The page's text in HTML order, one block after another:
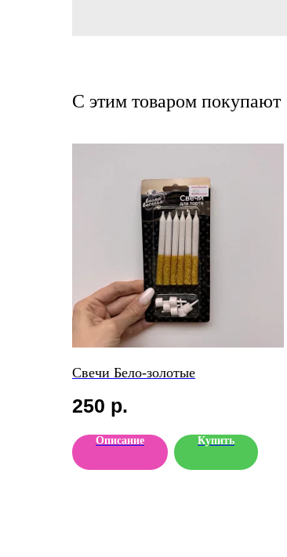
С этим товаром покупают
Свечи Бело-золотые
250 р.
Описание Купить